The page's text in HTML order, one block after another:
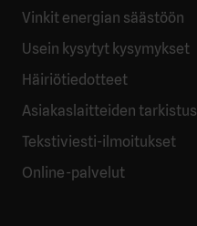
Vinkit energian säästöön
Usein kysytyt kysymykset
Häiriötiedotteet
Asiakaslaitteiden tarkistus
Tekstiviesti-ilmoitukset
Online-palvelut